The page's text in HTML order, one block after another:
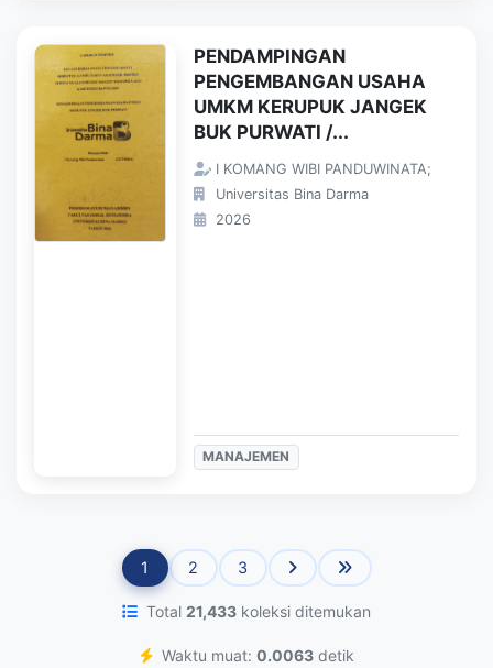
PENDAMPINGAN
PENGEMBANGAN USAHA
UMKM KERUPUK JANGEK
BUK PURWATI /...
I KOMANG WIBI PANDUWINATA;
Universitas Bina Darma
2026
MANAJEMEN
1 2 3
Total 21,433 koleksi ditemukan
Waktu muat: 0.0063detik